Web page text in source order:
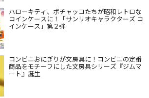
ハローキティ、ポチャッコたちが昭和レトロな
コインケースに！「サンリオキャラクターズ コ
インケース」第２弾
コンビニおにぎりが文房具に！コンビニの定番
商品をモチーフにした文房具シリーズ『ジムマ
ート』誕生